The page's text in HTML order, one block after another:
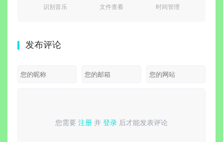
Shazam
260805 已付
识别音乐
File Manager
文件查看
v9.2.0 会员版
时间管理
发布评论
您需要 注册 并 登录 后才能发表评论
请登录或 注册后再发表评论！